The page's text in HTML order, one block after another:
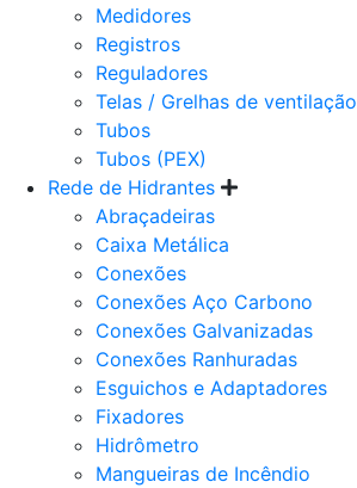
Medidores
Registros
Reguladores
Telas / Grelhas de ventilação
Tubos
Tubos (PEX)
Rede de Hidrantes
Abraçadeiras
Caixa Metálica
Conexões
Conexões Aço Carbono
Conexões Galvanizadas
Conexões Ranhuradas
Esguichos e Adaptadores
Fixadores
Hidrômetro
Mangueiras de Incêndio